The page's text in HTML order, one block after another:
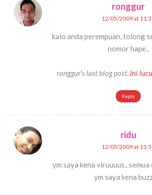
ronggur
12/05/2009 at
kalo anda perempuan, tolong
nomor hape..
ronggur’s last blog post..Ini
Reply
ridu
12/05/2009 at
ym saya kena viruuuus..
ym saya kena